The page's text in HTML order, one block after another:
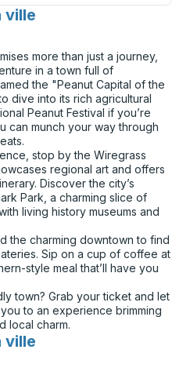
ville
more than just a journey,
in a town full of
the "Peanut Capital of the
dive into its rich agricultural
Peanut Festival if you’re
can munch your way through
stop by the Wiregrass
regional art and offers
Discover the city’s
Park, a charming slice of
living history museums and
the charming downtown to find
Sip on a cup of coffee at
style meal that’ll have you
town? Grab your ticket and let
to an experience brimming
local charm.
ville